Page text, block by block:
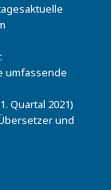
umfassende
Quartal 2021)
und